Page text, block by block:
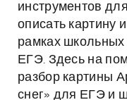
инструментов
описать картину
рамках школьных
ЕГЭ. Здесь на
разбор картины
снег» для ЕГЭ и